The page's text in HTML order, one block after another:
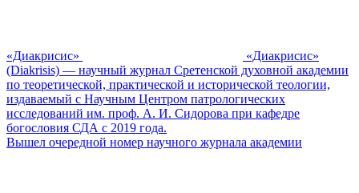
«Диакрисис»
«Диакрисис»
(Diakrisis) — научный журнал Сретенской духовной академии
по теоретической, практической и исторической теологии,
издаваемый с Научным Центром патрологических
исследований им. проф. А. И. Сидорова при кафедре
богословия СДА с 2019 года.
Вышел очередной номер научного журнала академии